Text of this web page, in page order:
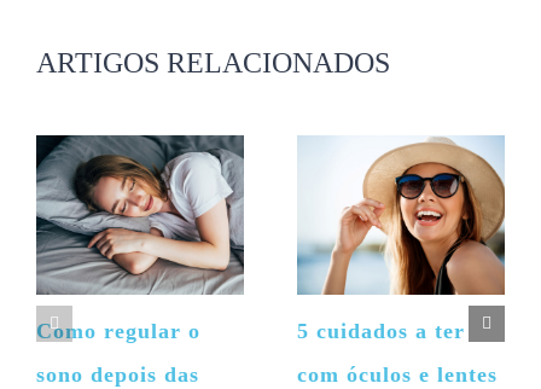
ARTIGOS RELACIONADOS
Como regular o
sono depois das
5 cuidados a ter
com óculos e lentes